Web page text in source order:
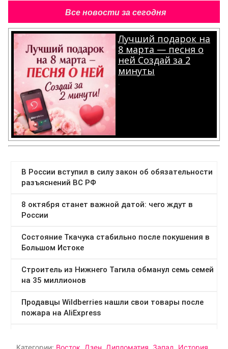
Все новости за сегодня
Лучший подарок на
8 марта — песня о
ней Создай за 2
минуты
.
Категории: Восток Дзен Дипломатия Запад История